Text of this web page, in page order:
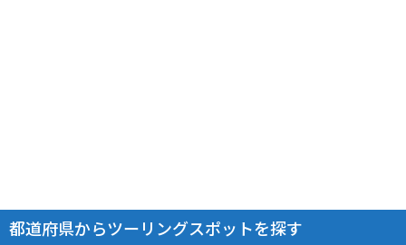
都道府県からツーリングスポットを探す